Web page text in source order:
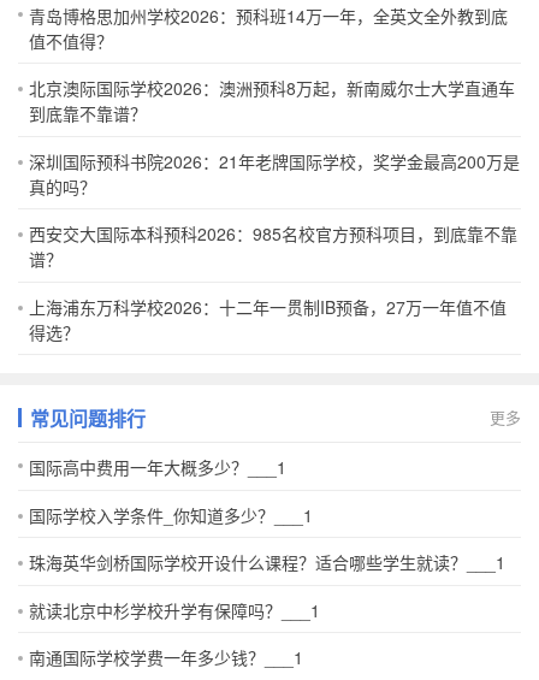
青岛博格思加州学校2026：预科班14万一年，全英文全外教到底
值不值得？
北京澳际国际学校2026：澳洲预科8万起，新南威尔士大学直通车
到底靠不靠谱？
深圳国际预科书院2026：21年老牌国际学校，奖学金最高200万是
真的吗？
西安交大国际本科预科2026：985名校官方预科项目，到底靠不靠
谱？
上海浦东万科学校2026：十二年一贯制IB预备，27万一年值不值
得选？
常见问题排行 更多
国际高中费用一年大概多少？___1
国际学校入学条件_你知道多少？___1
珠海英华剑桥国际学校开设什么课程？适合哪些学生就读？___1
就读北京中杉学校升学有保障吗？___1
南通国际学校学费一年多少钱？___1